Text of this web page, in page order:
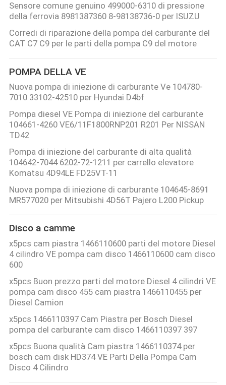
Sensore comune genuino 499000-6310 di pressione
della ferrovia 8981387360 8-98138736-0 per ISUZU
Corredi di riparazione della pompa del carburante del
CAT C7 C9 per le parti della pompa C9 del motore
POMPA DELLA VE
Nuova pompa di iniezione di carburante Ve 104780-
7010 33102-42510 per Hyundai D4bf
Pompa diesel VE Pompa di iniezione del carburante
104661-4260 VE6/11F1800RNP201 R201 Per NISSAN
TD42
Pompa di iniezione del carburante di alta qualità
104642-7044 6202-72-1211 per carrello elevatore
Komatsu 4D94LE FD25VT-11
Nuova pompa di iniezione di carburante 104645-8691
MR577020 per Mitsubishi 4D56T Pajero L200 Pickup
Disco a camme
x5pcs cam piastra 1466110600 parti del motore Diesel
4 cilindro VE pompa cam disco 1466110600 cam disco
600
x5pcs Buon prezzo parti del motore Diesel 4 cilindri VE
pompa cam disco 455 cam piastra 1466110455 per
Diesel Camion
x5pcs 1466110397 Cam Piastra per Bosch Diesel
pompa del carburante cam disco 1466110397 397
x5pcs Buona qualità Cam piastra 1466110374 per
bosch cam disk HD374 VE Parti Della Pompa Cam
Disco 4 Cilindro